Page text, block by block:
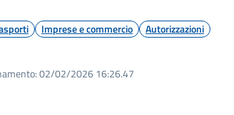
Imprese e commercio Autorizzazioni
02/02/2026 16:26.47